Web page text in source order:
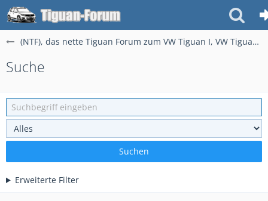
(NTF), das nette Tiguan Forum zum VW Tiguan I, VW Tiguan II & Tiguan Allspace
Suche
Suchen
Erweiterte Filter